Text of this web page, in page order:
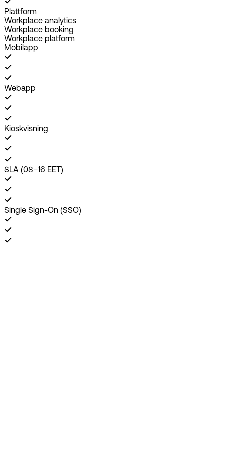
Plattform
Workplace analytics
Workplace booking
Workplace platform
Mobilapp
Webapp
Kioskvisning
SLA (08–16 EET)
Single Sign-On (SSO)